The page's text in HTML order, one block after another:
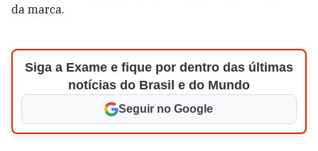
da marca.
Siga a Exame e fique por dentro das últimas
notícias do Brasil e do Mundo
Seguir no Google